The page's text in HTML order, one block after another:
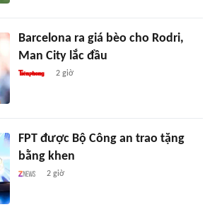
Barcelona ra giá bèo cho Rodri,
Man City lắc đầu
2 giờ
FPT được Bộ Công an trao tặng
bằng khen
2 giờ